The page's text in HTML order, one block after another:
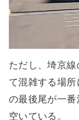
ただし、埼京
て混雑する場
の最後尾が一
空いている。